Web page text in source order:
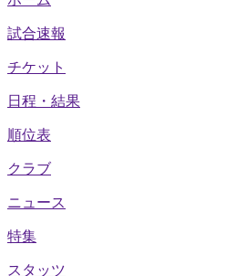
試合速報
チケット
日程・結果
順位表
クラブ
ニュース
特集
スタッツ